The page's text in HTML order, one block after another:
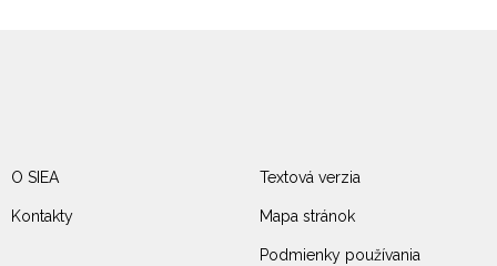
O SIEA
Kontakty
Textová verzia
Mapa stránok
Podmienky používania